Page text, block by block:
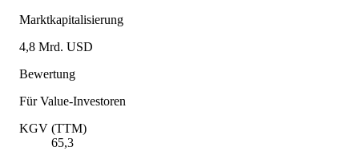
Marktkapitalisierung
4,8 Mrd. USD
Bewertung
Für Value-Investoren
KGV (TTM)
65,3